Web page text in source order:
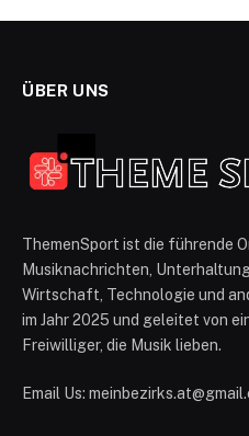
ÜBER UNS
ThemenSport ist die führende
Musiknachrichten,
Wirtschaft, Technologie und
im Jahr 2025 und geleitet von
Freiwilliger, die Musik lieben.
Email Us: